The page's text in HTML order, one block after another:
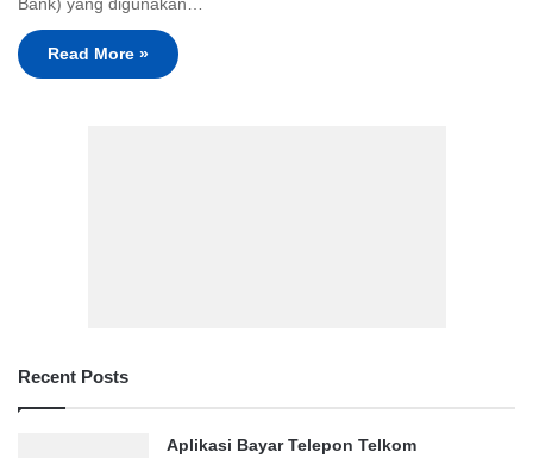
Read More »
Recent Posts
Aplikasi Bayar Telepon Telkom